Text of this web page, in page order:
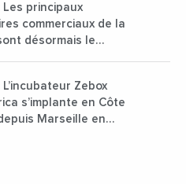
de Karen à
janvier 2023
Les principaux
commerciaux de la
désormais le
Zebox
s’implante en Côte
Marseille en